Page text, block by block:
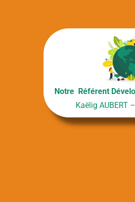
Notre Référent
Kaëlig AUBERT